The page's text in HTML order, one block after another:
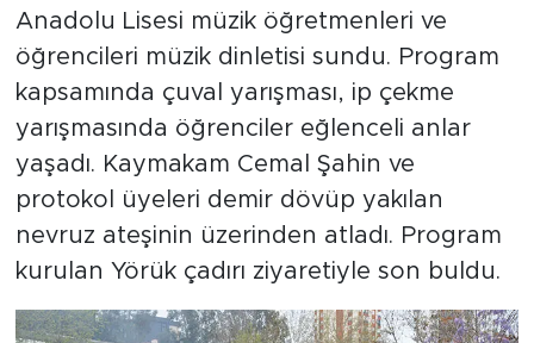
Anadolu Lisesi müzik öğretmenleri ve
öğrencileri müzik dinletisi sundu. Program
kapsamında çuval yarışması, ip çekme
yarışmasında öğrenciler eğlenceli anlar
yaşadı. Kaymakam Cemal Şahin ve
protokol üyeleri demir dövüp yakılan
nevruz ateşinin üzerinden atladı. Program
kurulan Yörük çadırı ziyaretiyle son buldu.